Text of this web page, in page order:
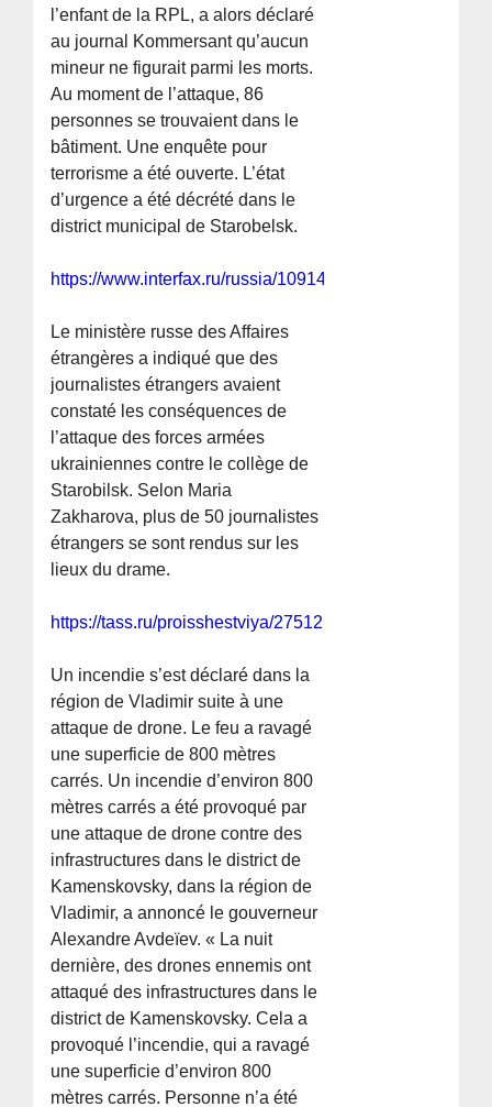
l’enfant de la RPL, a alors déclaré
au journal Kommersant qu’aucun
mineur ne figurait parmi les morts.
Au moment de l’attaque, 86
personnes se trouvaient dans le
bâtiment. Une enquête pour
terrorisme a été ouverte. L’état
d’urgence a été décrété dans le
district municipal de Starobelsk.
https://www.interfax.ru/russia/1091486
Le ministère russe des Affaires
étrangères a indiqué que des
journalistes étrangers avaient
constaté les conséquences de
l’attaque des forces armées
ukrainiennes contre le collège de
Starobilsk. Selon Maria
Zakharova, plus de 50 journalistes
étrangers se sont rendus sur les
lieux du drame.
https://tass.ru/proisshestviya/27512115
Un incendie s’est déclaré dans la
région de Vladimir suite à une
attaque de drone. Le feu a ravagé
une superficie de 800 mètres
carrés. Un incendie d’environ 800
mètres carrés a été provoqué par
une attaque de drone contre des
infrastructures dans le district de
Kamenskovsky, dans la région de
Vladimir, a annoncé le gouverneur
Alexandre Avdeïev. « La nuit
dernière, des drones ennemis ont
attaqué des infrastructures dans le
district de Kamenskovsky. Cela a
provoqué l’incendie, qui a ravagé
une superficie d’environ 800
mètres carrés. Personne n’a été